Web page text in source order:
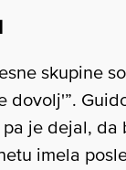
skupine
dovolj'”.
je dejal, da
imela